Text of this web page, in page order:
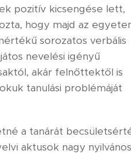
pozitív kicsengése lett,
hogy majd az
sorozatos verbális
nevelési igényű
akár felnőttektől is
tanulási problémáját
a tanárát
aktusok nagy